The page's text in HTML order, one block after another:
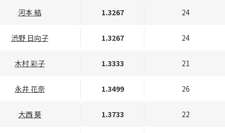
河本 結 1.3267 24
渋野 日向子 1.3267 24
木村 彩子 1.3333 21
永井 花奈 1.3499 26
大西 葵 1.3733 22